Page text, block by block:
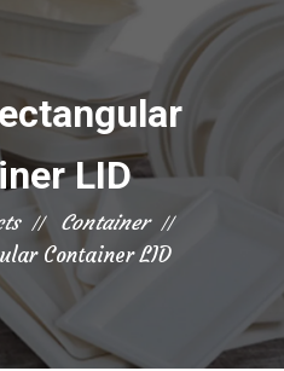
LID
Container
Container LID